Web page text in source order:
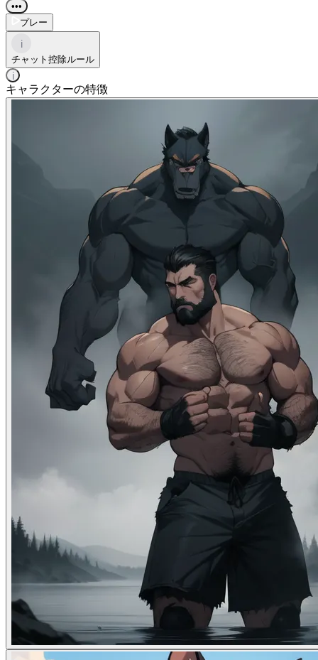
•••
プレー
i
チャット控除ルール
i
キャラクターの特徴